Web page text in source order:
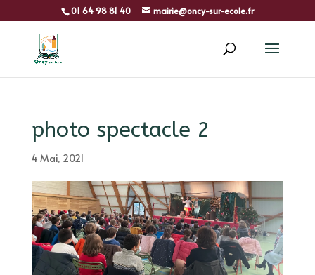
01 64 98 81 40 mairie@oncy-sur-ecole.fr
photo spectacle 2
4 Mai, 2021